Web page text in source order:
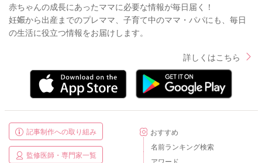
赤ちゃんの成長にあったママに必要な情報が毎日届く！
妊娠から出産までのプレママ、子育て中のママ・パパにも、毎日
の生活に役立つ情報をお届けします。
詳しくはこちら
記事制作への取り組み
監修医師・専門家一覧
おすすめ
名前ランキング検索
アワード